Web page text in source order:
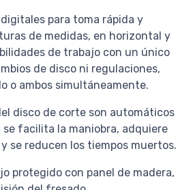
para toma rápida y
de medidas, en horizontal y
de trabajo con un único
de disco ni regulaciones,
o ambos simultáneamente.
disco de corte son automáticos
facilita la maniobra, adquiere
se reducen los tiempos muertos.
protegido con panel de madera,